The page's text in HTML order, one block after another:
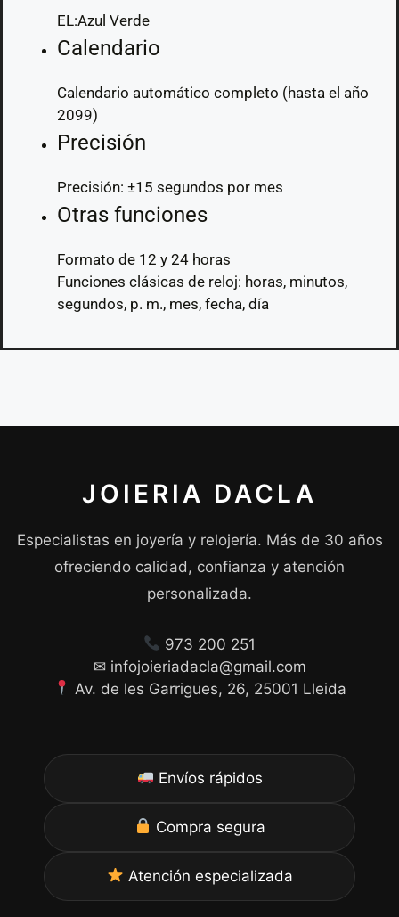
EL:Azul Verde
Calendario
Calendario automático completo (hasta el año
2099)
Precisión
Precisión: ±15 segundos por mes
Otras funciones
Formato de 12 y 24 horas
Funciones clásicas de reloj: horas, minutos,
segundos, p. m., mes, fecha, día
JOIERIA DACLA
Especialistas en joyería y relojería. Más de 30 años
ofreciendo calidad, confianza y atención
personalizada.
973 200 251
✉ infojoieriadacla@gmail.com
Av. de les Garrigues, 26, 25001 Lleida
Envíos rápidos
Compra segura
Atención especializada